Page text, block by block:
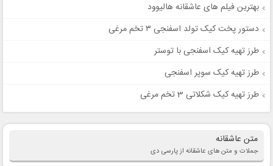
بهترین فیلم های عاشقانه هالیوود
دستور پخت کیک تولد اسفنجی ۳ تخم مرغی
طرز تهیه کیک اسفنجی با توستر
طرز تهیه کیک سوپر اسفنجی
طرز تهیه کیک شکلاتی 3 تخم مرغی
متن عاشقانه
جملات و متن های عاشقانه از پارسی دی